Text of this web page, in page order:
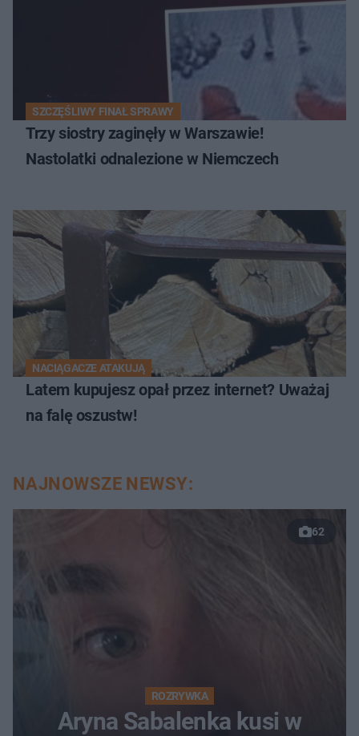
SZCZĘŚLIWY FINAŁ SPRAWY
Trzy siostry zaginęły w Warszawie!
Nastolatki odnalezione w Niemczech
NACIĄGACZE ATAKUJĄ
Latem kupujesz opał przez internet? Uważaj
na falę oszustw!
NAJNOWSZE NEWSY:
62
ROZRYWKA
Aryna Sabalenka kusi w